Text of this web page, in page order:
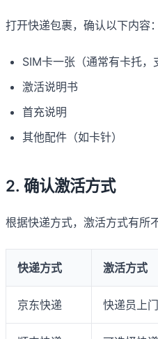
打开快递包裹，确认以下内容：
SIM卡一张（通常有卡托，
激活说明书
首充说明
其他配件（如卡针）
2. 确认激活方式
根据快递方式，激活方式有所
快递方式 激活方式
京东快递 快递员上